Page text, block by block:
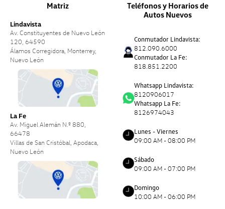
Matriz
Lindavista
Av. Constituyentes de Nuevo León
120, 64590
Álamos Corregidora, Monterrey,
Nuevo León
La Fe
Av. Miguel Alemán N.º 880,
66478
Villas de San Cristóbal, Apodaca,
Nuevo León
Teléfonos y Horarios de
Autos Nuevos
Conmutador Lindavista:
812.090.6000
Conmutador La Fe:
818.851.2200
Whatsapp Lindavista:
8120906017
Whatsapp La Fe:
8126974043
Lunes - Viernes
09:00 AM - 08:00 PM
Sábado
09:00 AM - 07:00 PM
Domingo
10:00 AM - 06:00 PM